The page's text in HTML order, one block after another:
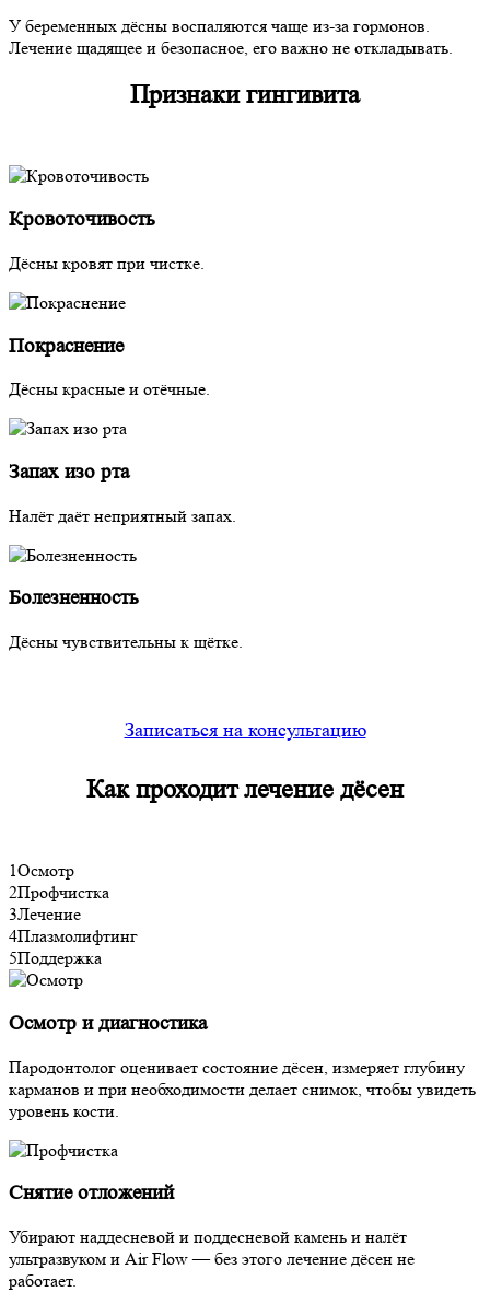
У беременных дёсны воспаляются чаще из-за гормонов.
Лечение щадящее и безопасное, его важно не откладывать.
Признаки гингивита
Кровоточивость
Дёсны кровят при чистке.
Покраснение
Дёсны красные и отёчные.
Запах изо рта
Налёт даёт неприятный запах.
Болезненность
Дёсны чувствительны к щётке.
Записаться на консультацию
Как проходитлечение дёсен
1Осмотр
2Профчистка
3Лечение
4Плазмолифтинг
5Поддержка
Осмотр и диагностика
Пародонтолог оценивает состояние дёсен, измеряет глубину
карманов и при необходимости делает снимок, чтобы увидеть
уровень кости.
Снятие отложений
Убирают наддесневой и поддесневой камень и налёт
ультразвуком и Air Flow — без этого лечение дёсен не
работает.